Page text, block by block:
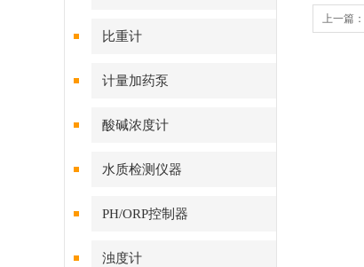
比重计
计量加药泵
酸碱浓度计
水质检测仪器
PH/ORP控制器
浊度计
上一篇：